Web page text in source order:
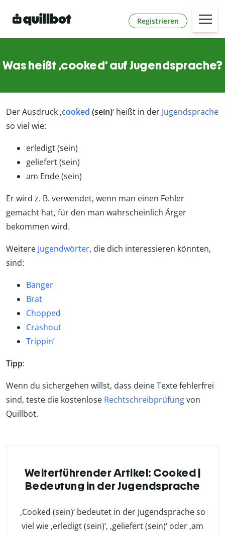
Registrieren
Was heißt ‚cooked‘ auf Jugendsprache?
Der Ausdruck ‚cooked (sein)‘ heißt in der Jugendsprache
so viel wie:
erledigt (sein)
geliefert (sein)
am Ende (sein)
Er wird z. B. verwendet, wenn man einen Fehler
gemacht hat, für den man wahrscheinlich Ärger
bekommen wird.
Weitere Jugendwörter, die dich interessieren könnten,
sind:
Banger
Brat
Chopped
Crashout
Trippin’
Tipp:
Wenn du sichergehen willst, dass deine Texte fehlerfrei
sind, teste die kostenlose Rechtschreibprüfungvon
Quillbot.
Weiterführender Artikel: Cooked |
Bedeutung in der Jugendsprache
‚Cooked (sein)‘ bedeutet in der Jugendsprache so
viel wie ‚erledigt (sein)‘, ‚geliefert (sein)‘ oder ‚am